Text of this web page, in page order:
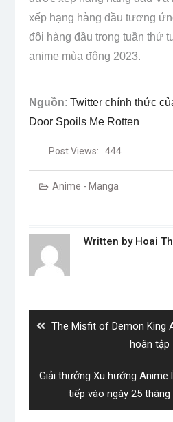
xếp hạng hàng đầu tương
đôi hàng đầu trong tuần thứ
anime mùa đông 2023.
Nguồn: Twitter chính thức
Door Spoils Me Rotten
Post Views: 444
Anime - Manga
Written by Hoai
Previous
The Misfit of Demon King
hoãn tập
Next
Giải thưởng Xu hướng
tiếp vào ngày 25 tháng